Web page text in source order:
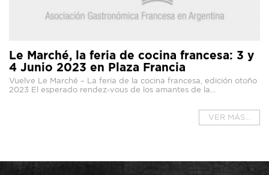
Le Marché, la feria de cocina francesa: 3 y
4 Junio 2023 en Plaza Francia
Vuelve Le Marché – La feria de la cocina francesa, edición otoño
2023 El esperado rendez-vous de los amantes de la...
VER MÁS...